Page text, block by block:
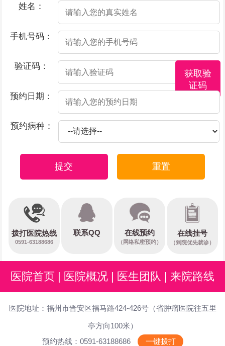
姓名：
手机号码：
验证码：
获取验
证码
预约日期：
预约病种：
提交 重置
拨打医院热线
0591-63188686
联系QQ 在线预约
（网络私密预约）
在线挂号
（到院优先就诊）
医院首页 医院概况 医生团队 来院路线
医院地址：福州市晋安区福马路424-426号（省肿瘤医院往五里
亭方向100米）
预约热线：0591-63188686
一键拨打